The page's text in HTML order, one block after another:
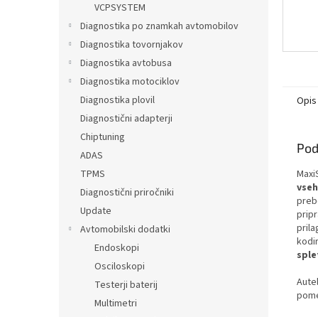
VCPSYSTEM
Diagnostika po znamkah avtomobilov
Diagnostika tovornjakov
Diagnostika avtobusa
Diagnostika motociklov
Diagnostika plovil
Diagnostični adapterji
Chiptuning
ADAS
TPMS
Diagnostični priročniki
Update
Avtomobilski dodatki
Endoskopi
Osciloskopi
Testerji baterij
Multimetri
Opis